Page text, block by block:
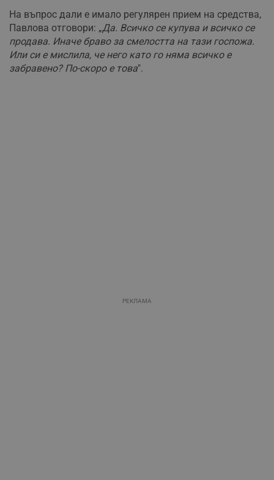
На въпрос дали е имало регулярен прием на средства,
Павлова отговори: „Да. Всичко се купува и всичко се
продава. Иначе браво за смелостта на тази госпожа.
Или си е мислила, че него като го няма всичко е
забравено? По-скоро е това".
РЕКЛАМА